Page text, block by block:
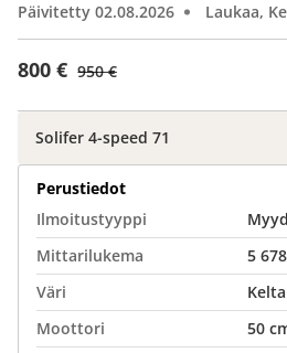
800 € 950 €
Päivitetty 02.08.2026
Laukaa,
Solifer 4-speed 71
Perustiedot
Ilmoitustyyppi
Mittarilukema
5
Väri
Moottori
50